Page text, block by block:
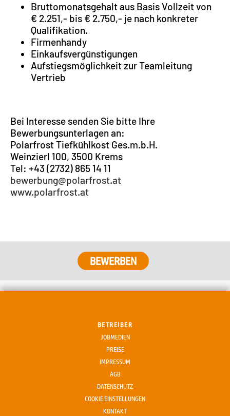
Bruttomonatsgehalt aus Basis Vollzeit von
€ 2.251,- bis € 2.750,- je nach konkreter
Qualifikation.
Firmenhandy
Einkaufsvergünstigungen
Aufstiegsmöglichkeit zur Teamleitung
Vertrieb
Bei Interesse senden Sie bitte Ihre
Bewerbungsunterlagen an:
Polarfrost Tiefkühlkost Ges.m.b.H.
Weinzierl 100, 3500 Krems
Tel: +43 (2732) 865 14 11
bewerbung@polarfrost.at
www.polarfrost.at
BEWERBEN
BETREIBER
JOBMEDIEN
PREISE
IMPRESSUM
AGB
DATENSCHUTZ
COOKIE EINSTELLUNGEN
KONTAKT